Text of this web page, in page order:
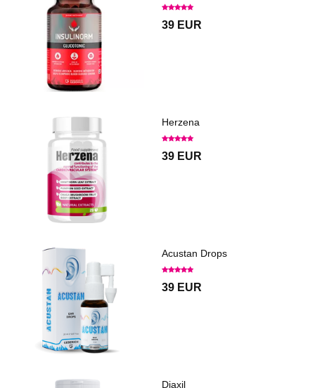
39 EUR
Herzena
39 EUR
Acustan Drops
39 EUR
Diaxil